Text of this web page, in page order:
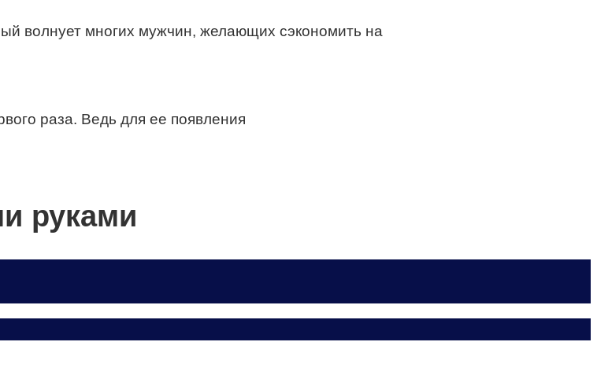
волнует многих мужчин, желающих сэкономить на
раза. Ведь для ее появления
руками